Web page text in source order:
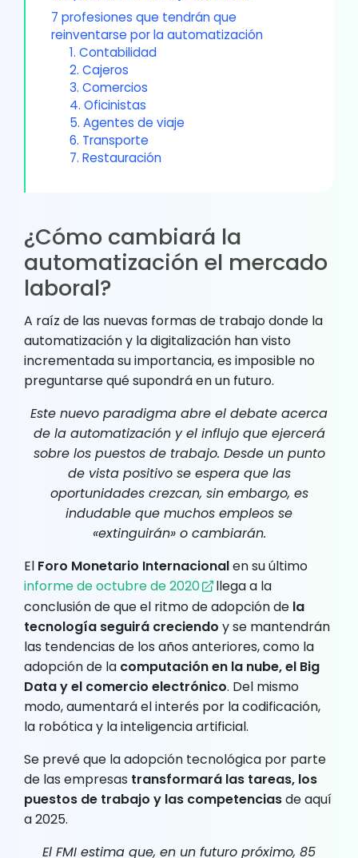
7 profesiones que tendrán que
reinventarse por la automatización
1. Contabilidad
2. Cajeros
3. Comercios
4. Oficinistas
5. Agentes de viaje
6. Transporte
7. Restauración
¿Cómo cambiará la
automatización el mercado
laboral?
A raíz de las nuevas formas de trabajo donde la
automatización y la digitalización han visto
incrementada su importancia, es imposible no
preguntarse qué supondrá en un futuro.
Este nuevo paradigma abre el debate acerca
de la automatización y el influjo que ejercerá
sobre los puestos de trabajo. Desde un punto
de vista positivo se espera que las
oportunidades crezcan, sin embargo, es
indudable que muchos empleos se
«extinguirán» o cambiarán.
El Foro Monetario Internacionalen su último
informe de octubre de 2020
llega a la
conclusión de que el ritmo de adopción de la
tecnología seguirá creciendo y se mantendrán
las tendencias de los años anteriores, como la
adopción de la computación en la nube, el Big
Data y el comercio electrónico. Del mismo
modo, aumentará el interés por la codificación,
la robótica y la inteligencia artificial.
Se prevé que la adopción tecnológica por parte
de las empresas transformará las tareas, los
puestos de trabajo y las competenciasde aquí
a 2025.
El FMI estima que, en un futuro próximo, 85